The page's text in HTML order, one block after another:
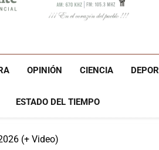
OPINIÓN CIENCIA
ESTADO DEL TIEMPO
(+ Video)